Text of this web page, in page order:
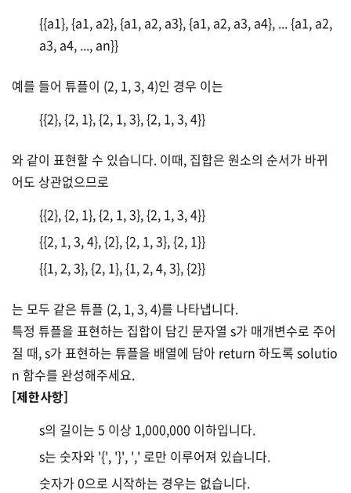
(2)
{{a1}, {a1, a2}, {a1, a2, a3}, {a1, a2, a3, a4}, ... {a1, a2,
a3, a4, ..., an}}
예를 들어 튜플이 (2, 1, 3, 4)인 경우 이는
{{2}, {2, 1}, {2, 1, 3}, {2, 1, 3, 4}}
와 같이 표현할 수 있습니다. 이때, 집합은 원소의 순서가 바뀌
어도 상관없으므로
{{2}, {2, 1}, {2, 1, 3}, {2, 1, 3, 4}}
{{2, 1, 3, 4}, {2}, {2, 1, 3}, {2, 1}}
{{1, 2, 3}, {2, 1}, {1, 2, 4, 3}, {2}}
는 모두 같은 튜플 (2, 1, 3, 4)를 나타냅니다.
특정 튜플을 표현하는 집합이 담긴 문자열 s가 매개변수로 주어
질 때, s가 표현하는 튜플을 배열에 담아 return 하도록 solutio
n 함수를 완성해주세요.
[제한사항]
s의 길이는 5 이상 1,000,000 이하입니다.
s는 숫자와 '{', '}', ',' 로만 이루어져 있습니다.
숫자가 0으로 시작하는 경우는 없습니다.